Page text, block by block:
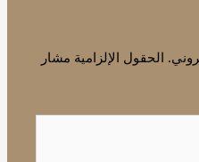
الحقول الإلزامية مشار